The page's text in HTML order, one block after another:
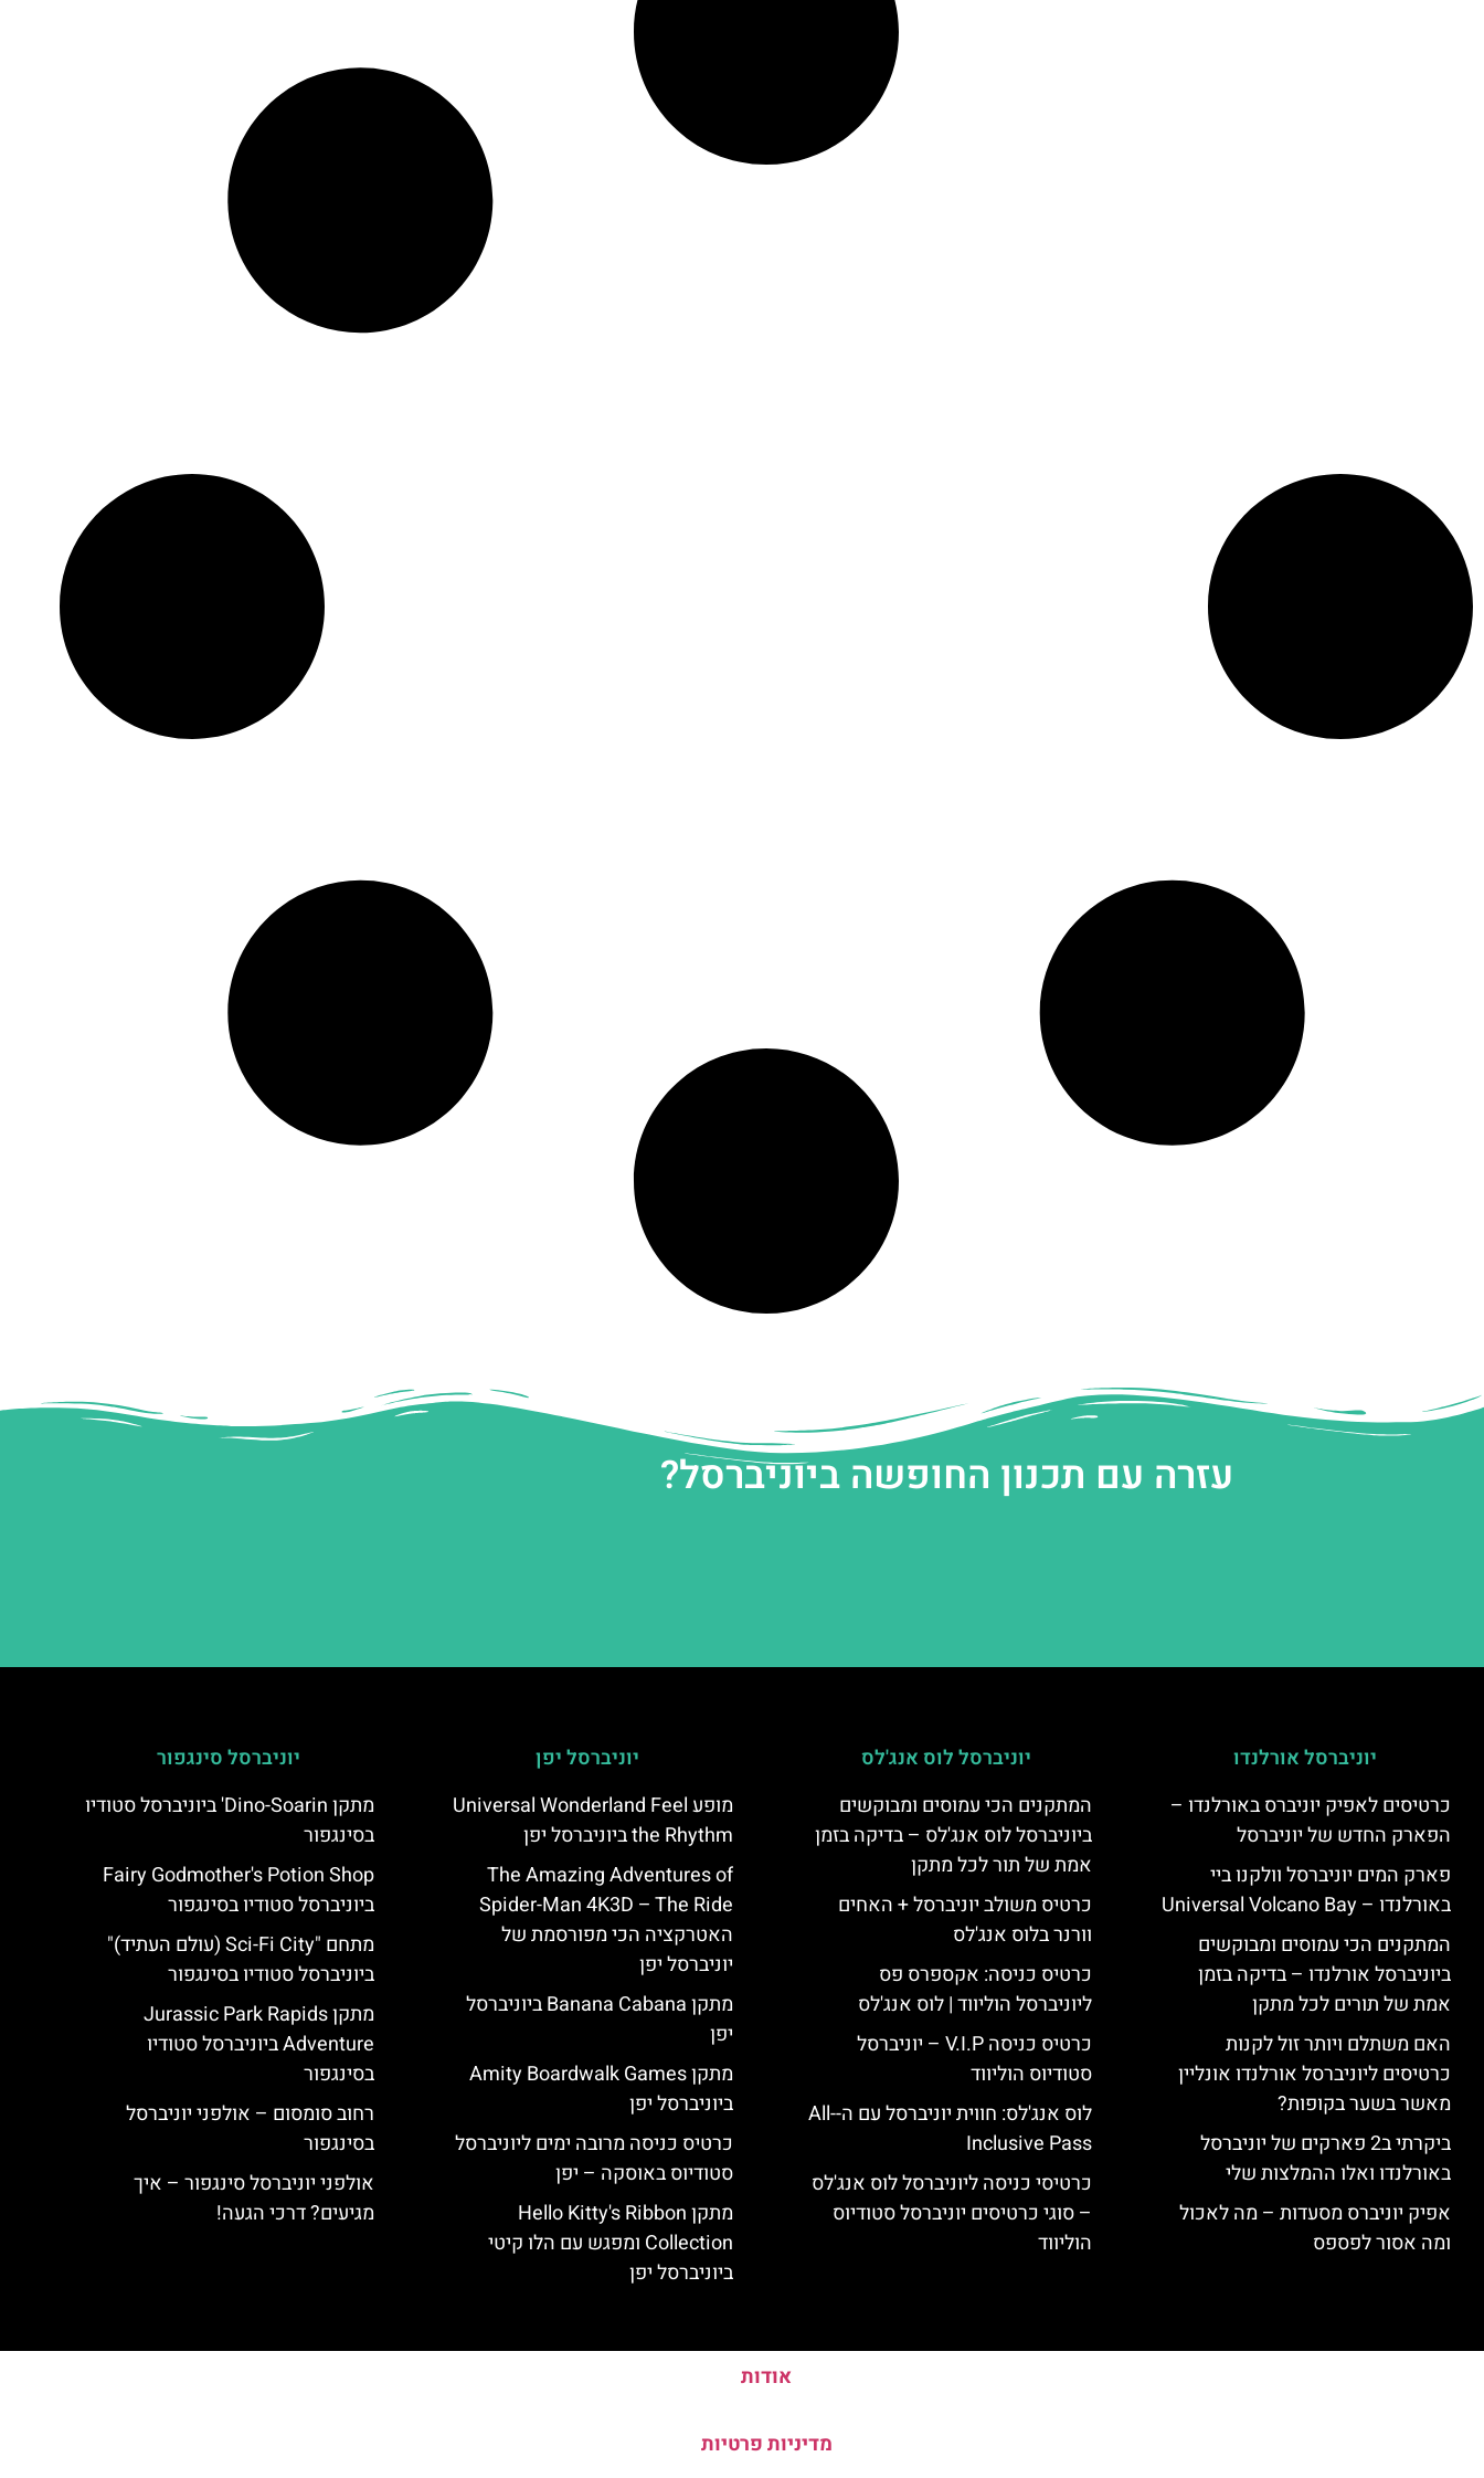
עזרה עם תכנון החופשה ביוניברסל?
יוניברסל אורלנדו
כרטיסים לאפיק יוניברס באורלנדו –
הפארק החדש של יוניברסל
פארק המים יוניברסל וולקנו ביי
באורלנדו – Universal Volcano Bay
המתקנים הכי עמוסים ומבוקשים
ביוניברסל אורלנדו – בדיקה בזמן
אמת של תורים לכל מתקן
האם משתלם ויותר זול לקנות
כרטיסים ליוניברסל אורלנדו אונליין
מאשר בשער בקופות?
ביקרתי ב2 פארקים של יוניברסל
באורלנדו ואלו ההמלצות שלי
אפיק יוניברס מסעדות – מה לאכול
ומה אסור לפספס
יוניברסל לוס אנג'לס
המתקנים הכי עמוסים ומבוקשים
ביוניברסל לוס אנג'לס – בדיקה בזמן
אמת של תור לכל מתקן
כרטיס משולב יוניברסל + האחים
וורנר בלוס אנג'לס
כרטיס כניסה: אקספרס פס
ליוניברסל הוליווד | לוס אנג'לס
כרטיס כניסה V.I.P – יוניברסל
סטודיוס הוליווד
לוס אנג'לס: חווית יוניברסל עם ה-All-
Inclusive Pass
כרטיסי כניסה ליוניברסל לוס אנג'לס
– סוגי כרטיסים יוניברסל סטודיוס
הוליווד
יוניברסל יפן
מופע Universal Wonderland Feel
the Rhythm ביוניברסל יפן
The Amazing Adventures of
Spider-Man 4K3D – The Ride
האטרקציה הכי מפורסמת של
יוניברסל יפן
מתקן Banana Cabana ביוניברסל
יפן
מתקן Amity Boardwalk Games
ביוניברסל יפן
כרטיס כניסה מרובה ימים ליוניברסל
סטודיוס באוסקה – יפן
מתקן Hello Kitty's Ribbon
Collection ומפגש עם הלו קיטי
ביוניברסל יפן
יוניברסל סינגפור
מתקן Dino-Soarin' ביוניברסל סטודיו
בסינגפור
Fairy Godmother's Potion Shop
ביוניברסל סטודיו בסינגפור
מתחם "Sci-Fi City (עולם העתיד)"
ביוניברסל סטודיו בסינגפור
מתקן Jurassic Park Rapids
Adventure ביוניברסל סטודיו
בסינגפור
רחוב סומסום – אולפני יוניברסל
בסינגפור
אולפני יוניברסל סינגפור – איך
מגיעים? דרכי הגעה!
אודות
מדיניות פרטיות